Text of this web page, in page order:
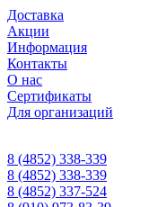
Доставка
Акции
Информация
Контакты
О нас
Сертификаты
Для организаций
8 (4852) 338-339
8 (4852) 338-339
8 (4852) 337-524